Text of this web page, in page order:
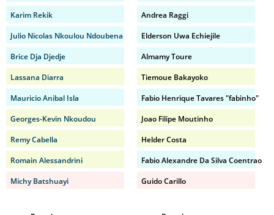
Karim Rekik
Julio Nicolas Nkoulou Ndoubena
Brice Dja Djedje
Lassana Diarra
Mauricio Anibal Isla
Georges-Kevin Nkoudou
Remy Cabella
Romain Alessandrini
Michy Batshuayi
Andrea Raggi
Elderson Uwa Echiejile
Almamy Toure
Tiemoue Bakayoko
Fabio Henrique Tavares "fabinho"
Joao Filipe Moutinho
Helder Costa
Fabio Alexandre Da Silva Coentrao
Guido Carillo